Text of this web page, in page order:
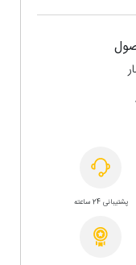
پشتیبانی 24 ساعته